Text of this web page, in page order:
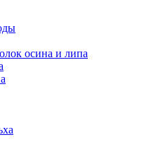
осина и липа